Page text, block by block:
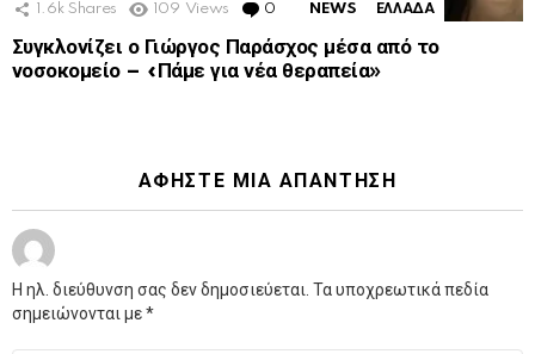
1.6k Shares 109 Views 0 Comments
NEWS ΕΛΛΑΔΑ
Συγκλονίζει ο Γιώργος Παράσχος μέσα από το
νοσοκομείο – «Πάμε για νέα θεραπεία»
ΑΦΉΣΤΕ ΜΙΑ ΑΠΆΝΤΗΣΗ
Η ηλ. διεύθυνση σας δεν δημοσιεύεται. Τα υποχρεωτικά πεδία
σημειώνονται με*